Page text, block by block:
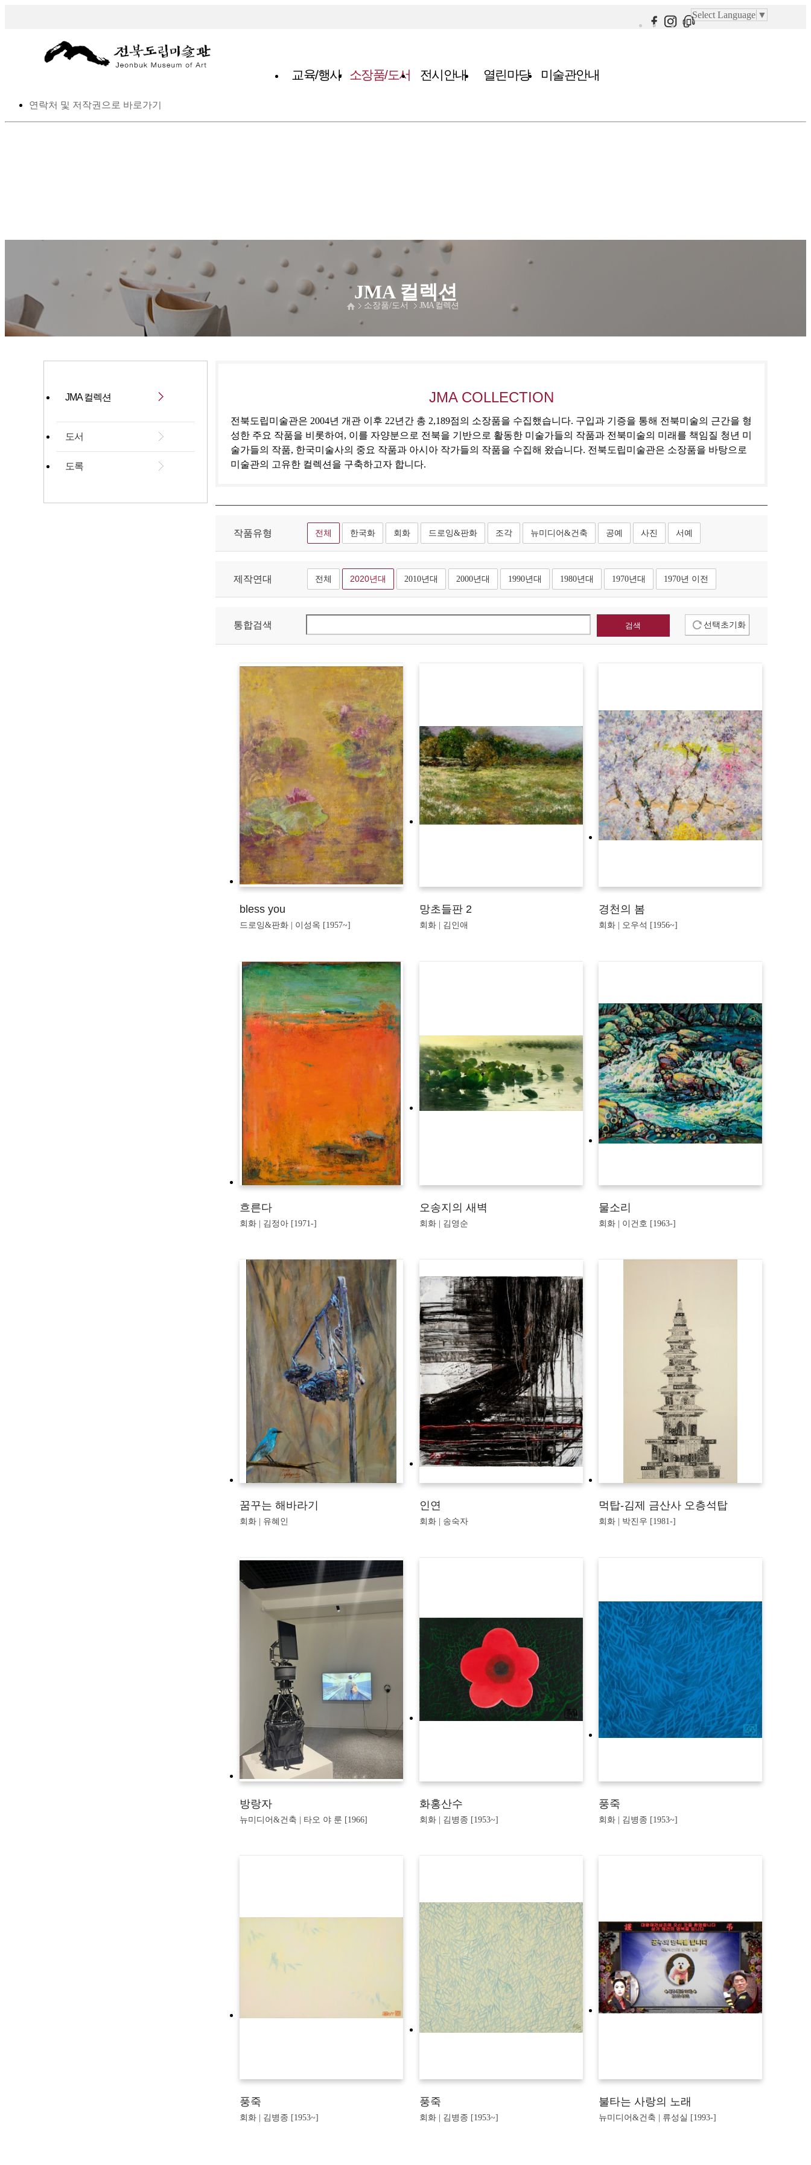
스킵 네비게이션
본문으로 바로가기
연락처 및 저작권으로 바로가기
Select Language ▼
교육/행사 소장품/도서 전시안내 열린마당 미술관안내
JMA 컬렉션
소장품/도서 JMA 컬렉션
JMA 컬렉션
도서
도록
JMA COLLECTION
전북도립미술관은 2004년 개관 이후 22년간 총 2,189점의 소장품을 수집했습니다. 구입과 기증을 통해 전북미술의 근간을 형
성한 주요 작품을 비롯하여, 이를 자양분으로 전북을 기반으로 활동한 미술가들의 작품과 전북미술의 미래를 책임질 청년 미
술가들의 작품, 한국미술사의 중요 작품과 아시아 작가들의 작품을 수집해 왔습니다. 전북도립미술관은 소장품을 바탕으로
미술관의 고유한 컬렉션을 구축하고자 합니다.
작품유형 전체 한국화 회화 드로잉&판화 조각 뉴미디어&건축 공예 사진 서예
제작연대 전체 2020년대 2010년대 2000년대 1990년대 1980년대 1970년대 1970년 이전
통합검색 선택초기화
bless you
드로잉&판화 | 이성옥 [1957~]
망초들판 2
회화 | 김인애
경천의 봄
회화 | 오우석 [1956~]
흐른다
회화 | 김정아 [1971-]
오송지의 새벽
회화 | 김영순
물소리
회화 | 이건호 [1963-]
꿈꾸는 해바라기
회화 | 유혜인
인연
회화 | 송숙자
먹탑-김제 금산사 오층석탑
회화 | 박진우 [1981-]
방랑자
뉴미디어&건축 | 타오 야 룬 [1966]
화홍산수
회화 | 김병종 [1953~]
풍죽
회화 | 김병종 [1953~]
풍죽
회화 | 김병종 [1953~]
풍죽
회화 | 김병종 [1953~]
불타는 사랑의 노래
뉴미디어&건축 | 류성실 [1993-]